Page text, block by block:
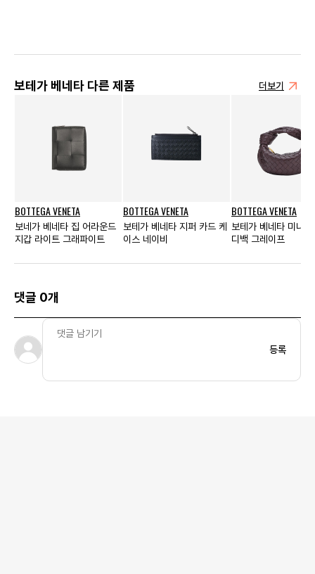
보테가 베네타 다른 제품 더보기
BOTTEGA VENETA
보네가 베네타 집 어라운드
지갑 라이트 그래파이트
BOTTEGA VENETA
보테가 베네타 지퍼 카드 케
이스 네이비
BOTTEGA VENETA
보테가 베네타 미니
디백 그레이프
댓글 0개
등록